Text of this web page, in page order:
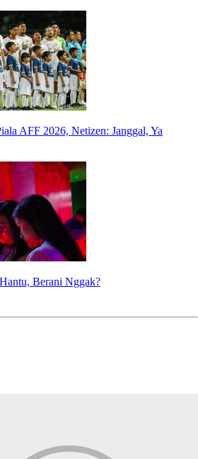
AFF 2026, Netizen: Janggal, Ya
Berani Nggak?